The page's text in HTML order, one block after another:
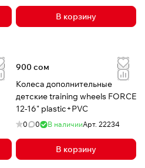
В корзину
900 сом
Колеса дополнительные
детские training wheels FORCE
12-16" plastic+PVC
0 0 В наличииАрт. 22234
В корзину